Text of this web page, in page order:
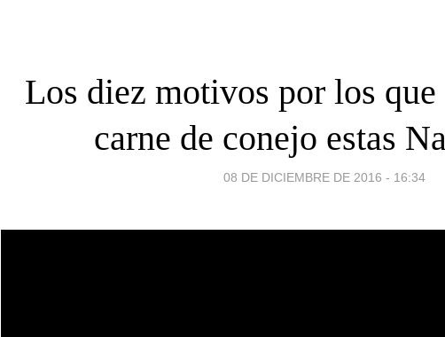
Los diez motivos por los que
carne de conejo estas
08 DE DICIEMBRE DE 2016 - 16:34